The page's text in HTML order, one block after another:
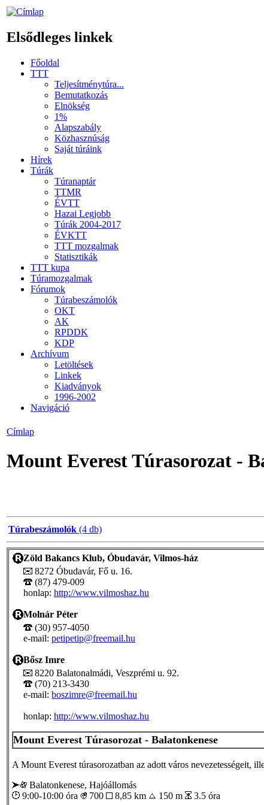
Elsődleges linkek
Főoldal
TTT
Teljesítménytúra...
Bemutatkozás
Elnökség
1%
Alapszabály
Közhasznúság
Saját túráink
Hírek
Túrák
Túranaptár
TTMR
ÉVTT
Hazai Legjobb
Túrák 2004-2017
ÉVKTT
TTT mozgalmak
Statisztikák
TTT kupa
Túramozgalmak
Fórumok
Túrabeszámolók
OKT
AK
RPDDK
KDP
Archívum
Letöltések
Linkek
Kiadványok
1996-2002
Navigáció
Címlap
Mount Everest Túrasorozat -
Túrabeszámolók (4 db)
Zöld Bakancs Klub, Óbudavár, Vilmos-ház
8272 Óbudavár, Fő u. 16.
(87) 479-009
honlap: http://www.vilmoshaz.hu
Molnár Péter
(30) 957-4050
e-mail: petipetip@freemail.hu
Bősz Imre
8220 Balatonalmádi, Veszprémi u. 92.
(70) 213-3430
e-mail: boszimre@freemail.hu
honlap: http://www.vilmoshaz.hu
Mount Everest Túrasorozat - Balatonkenese
A Mount Everest túrasorozatban az adott város nevezetességeit,
Balatonkenese, Hajóállomás
9:00-10:00 óra
700 8,85 km 150 m 3.5 óra